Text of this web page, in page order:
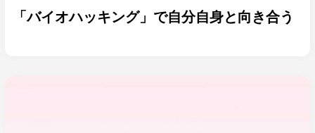
「バイオハッキング」で自分自身と向き合う